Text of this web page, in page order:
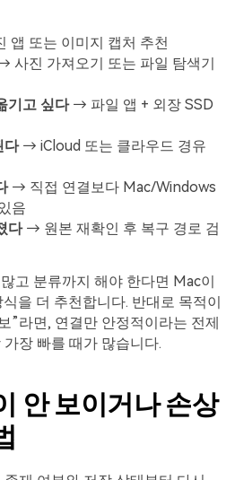
또는 이미지 캡처 추천
사진 가져오기 또는 파일 탐색기
기고 싶다→ 파일 앱 + 외장 SSD
다→ iCloud 또는 클라우드 경유
→ 직접 연결보다 Mac/Windows
음
다→ 원본 재확인 후 복구 경로 검
고 분류까지 해야 한다면 Mac이
을 더 추천합니다. 반대로 목적이
”라면, 연결만 안정적이라는 전제
장 빠를 때가 많습니다.
안 보이거나 손상